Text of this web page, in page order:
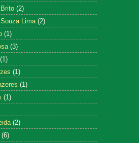
(2)
Lima (2)
(1)
(3)
(1)
(1)
(1)
(1)
(2)
(6)